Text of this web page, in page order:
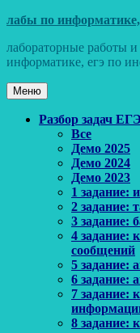
Перейти
содержимому
лабы по информатике,
лабораторные работы
информатике, егэ по
Меню
Основное
Разбор задач
Все
Демо 2025
Демо 2024
Демо 2023
1 задание:
2
3 задание:
4 задание:
сообщений
5 задание:
6 задание:
7 задание:
8 задание: